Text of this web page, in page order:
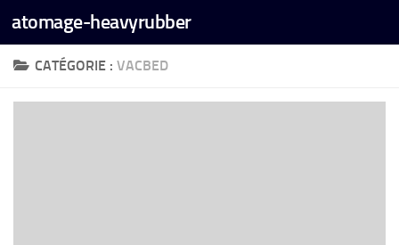
Skip to content
atomage-heavyrubber
CATÉGORIE : VACBED